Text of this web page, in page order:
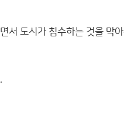
서 도시가 침수하는 것을 막